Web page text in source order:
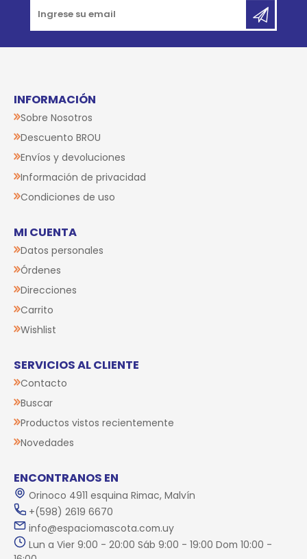
INFORMACIÓN
Sobre Nosotros
Descuento BROU
Envíos y devoluciones
Información de privacidad
Condiciones de uso
MI CUENTA
Datos personales
Órdenes
Direcciones
Carrito
Wishlist
SERVICIOS AL CLIENTE
Contacto
Buscar
Productos vistos recientemente
Novedades
ENCONTRANOS EN
Orinoco 4911 esquina Rimac, Malvín
+(598) 2619 6670
info@espaciomascota.com.uy
Lun a Vier 9:00 - 20:00 Sáb 9:00 - 19:00 Dom 10:00 -